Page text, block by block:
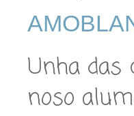
Unha das
noso